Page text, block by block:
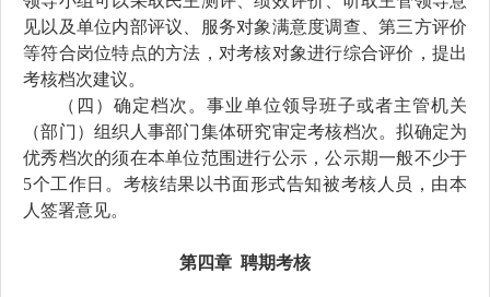
见以及单位内部评议、服务对象满意度调查、第三方评价
等符合岗位特点的方法，对考核对象进行综合评价，提出
考核档次建议。
（ 四 ）确定档次。事业单位领导班子或者主管机关
（部门）组织人事部门集体研究审定考核档次。拟确定为
优秀档次的须在本单位范围进行公示，公示期一般不少于
5个工作日 。 考核结果以书面形式告知被考核人员 ，由本
人签署意见。
第四章 聘期考核